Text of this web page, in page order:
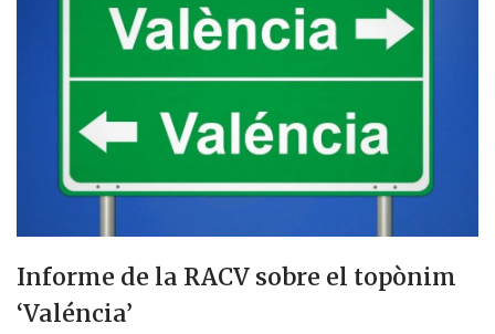
Informe de la RACV sobre el topònim
‘Valéncia’